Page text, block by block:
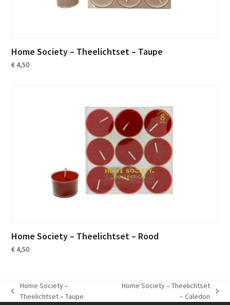
Home Society – Theelichtset – Taupe
€4,50
Home Society – Theelichtset – Rood
€4,50
previous
Home Society –
Theelichtset – Taupe
Home Society – Theelichtset
– Caledon